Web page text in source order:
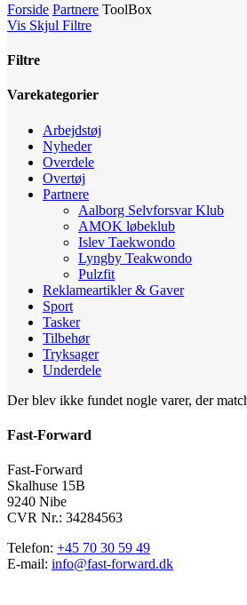
Forside Partnere ToolBox
Vis Skjul Filtre
Filtre
Luk
Varekategorier
Arbejdstøj
Nyheder
Overdele
Overtøj
Partnere
Aalborg Selvforsvar Klub
AMOK løbeklub
Islev Taekwondo
Lyngby Teakwondo
Pulzfit
Reklameartikler & Gaver
Sport
Tasker
Tilbehør
Tryksager
Underdele
Der blev ikke fundet nogle varer, der
Fast-Forward
Fast-Forward
Skalhuse 15B
9240 Nibe
CVR Nr.: 34284563
Telefon: +45 70 30 59 49
E-mail: info@fast-forward.dk